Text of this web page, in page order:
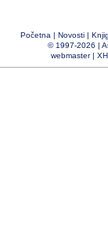
Početna Novosti
© 1997-2026 |
webmaster|